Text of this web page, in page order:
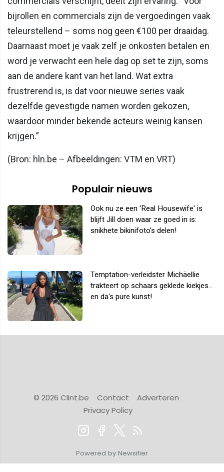
bijrollen en commercials zijn de vergoedingen vaak
teleurstellend – soms nog geen €100 per draaidag.
Daarnaast moet je vaak zelf je onkosten betalen en
word je verwacht een hele dag op set te zijn, soms
aan de andere kant van het land. Wat extra
frustrerend is, is dat voor nieuwe series vaak
dezelfde gevestigde namen worden gekozen,
waardoor minder bekende acteurs weinig kansen
krijgen.”
(Bron: hln.be – Afbeeldingen: VTM en VRT)
Populair nieuws
Ook nu ze een 'Real Housewife' is
blijft Jill doen waar ze goed in is:
snikhete bikinifoto's delen!
Temptation-verleidster Michäellie
trakteert op schaars geklede kiekjes...
en da's pure kunst!
© 2026 Clint.be Contact
Adverteren
Privacy Policy
Powered by Newsifier